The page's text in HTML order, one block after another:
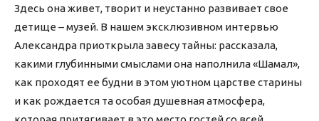
Здесь она живет, творит и неустанно развивает свое
детище – музей. В нашем эксклюзивном интервью
Александра приоткрыла завесу тайны: рассказала,
какими глубинными смыслами она наполнила «Шамал»,
как проходят ее будни в этом уютном царстве старины
и как рождается та особая душевная атмосфера,